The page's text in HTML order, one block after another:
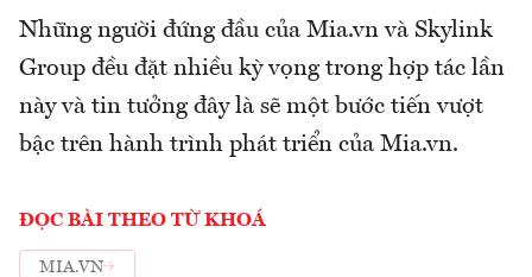
Những người đứng đầu của Mia.vn và Skylink
Group đều đặt nhiều kỳ vọng trong hợp tác lần
này và tin tưởng đây là sẽ một bước tiến vượt
bậc trên hành trình phát triển của Mia.vn.
ĐỌC BÀI THEO TỪ KHOÁ
MIA.VN